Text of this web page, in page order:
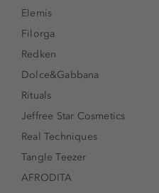
Elemis
Filorga
Redken
Dolce&Gabbana
Rituals
Jeffree Star Cosmetics
Real Techniques
Tangle Teezer
AFRODITA